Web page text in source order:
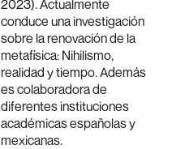
2023). Actualmente
conduce una investigación
sobre la renovación de la
metafísica: Nihilismo,
realidad y tiempo. Además
es colaboradora de
diferentes instituciones
académicas españolas y
mexicanas.